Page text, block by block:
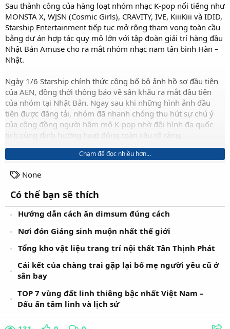
Sau thành công của hàng loạt nhóm nhạc K-pop nổi tiếng như
MONSTA X, WJSN (Cosmic Girls), CRAVITY, IVE, KiiiKiii và IDID,
Starship Entertainment tiếp tục mở rộng tham vọng toàn cầu
bằng dự án hợp tác quy mô lớn với tập đoàn giải trí hàng đầu
Nhật Bản Amuse cho ra mắt nhóm nhạc nam tân binh Hàn –
Nhật.
Ngày 1/6 Starship chính thức công bố bộ ảnh hồ sơ đầu tiên
của AEN, đồng thời thông báo về sân khấu ra mắt đầu tiên
của nhóm tại Nhật Bản. Ngay sau khi những hình ảnh đầu
tiên được đăng tải, nhóm đã nhanh chóng thu hút sự chú ý
của cộng đồng người hâm mộ K-pop nhờ đội hình đa quốc
tịch cùng định hướng hoạt động toàn cầu rõ ràng.
Chạm để đọc nhiều hơn...
T
g
s
None
Có thể bạn sẽ thích
Hướng dẫn cách ăn dimsum đúng cách
Nơi đón Giáng sinh muộn nhất thế giới
Tổng kho vật liệu trang trí nội thất Tân Thịnh Phát
Cái kết của chàng trai gặp lại bố mẹ người yêu cũ ở
sân bay
TOP 7 vùng đất linh thiêng bậc nhất Việt Nam –
Dấu ấn tâm linh và lịch sử